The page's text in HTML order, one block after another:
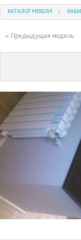
КАТАЛОГ МЕБЕЛИ
« Предыдущая модель